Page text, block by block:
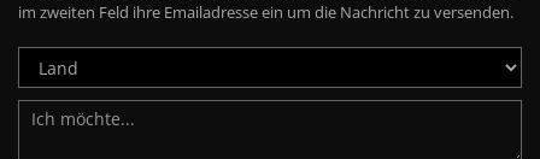
im zweiten Feld ihre Emailadresse ein um die Nachricht zu versenden.